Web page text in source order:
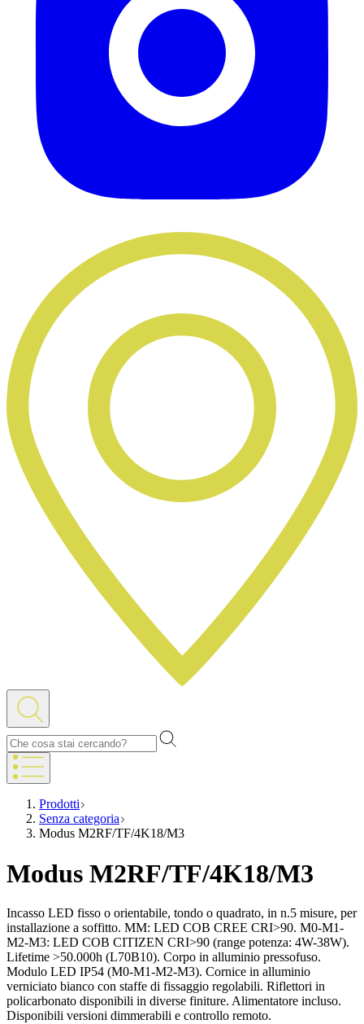
Prodotti
Senza categoria
Modus M2RF/TF/4K18/M3
Modus M2RF/TF/4K18/M3
Incasso LED fisso o orientabile, tondo o quadrato, in n.5 misure, per
installazione a soffitto. MM: LED COB CREE CRI>90. M0-M1-
M2-M3: LED COB CITIZEN CRI>90 (range potenza: 4W-38W).
Lifetime >50.000h (L70B10). Corpo in alluminio pressofuso.
Modulo LED IP54 (M0-M1-M2-M3). Cornice in alluminio
verniciato bianco con staffe di fissaggio regolabili. Riflettori in
policarbonato disponibili in diverse finiture. Alimentatore incluso.
Disponibili versioni dimmerabili e controllo remoto.